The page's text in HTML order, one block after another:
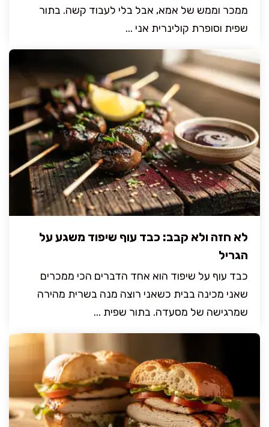
ממכר וממש של אמא, אבל בלי לעבוד קשה. בתור
שפית וסופרת קולינרית אני ...
לא חזה ולא קבב: כבד עוף שיפוד משגע על
הגריל
כבד עוף על שיפוד הוא אחד הדברים הכי ממכרים
שאני מכינה בבית כשאני רוצה מנה בשרית מהירה
שמרגישה של מסעדה. בתור שפית ...